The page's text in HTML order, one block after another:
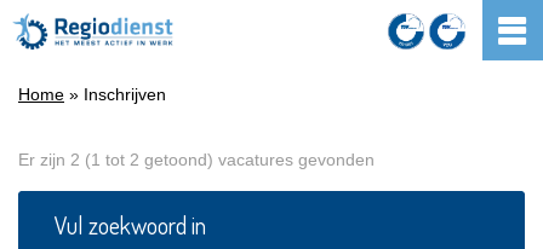
Home » Inschrijven
Er zijn 2 (1 tot 2 getoond) vacatures gevonden
Vul zoekwoord in